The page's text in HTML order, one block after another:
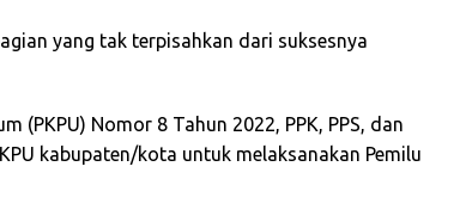
yang tak terpisahkan dari suksesnya
(PKPU) Nomor 8 Tahun 2022, PPK, PPS, dan
kabupaten/kota untuk melaksanakan Pemilu